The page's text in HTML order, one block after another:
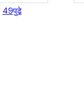
49पुढे